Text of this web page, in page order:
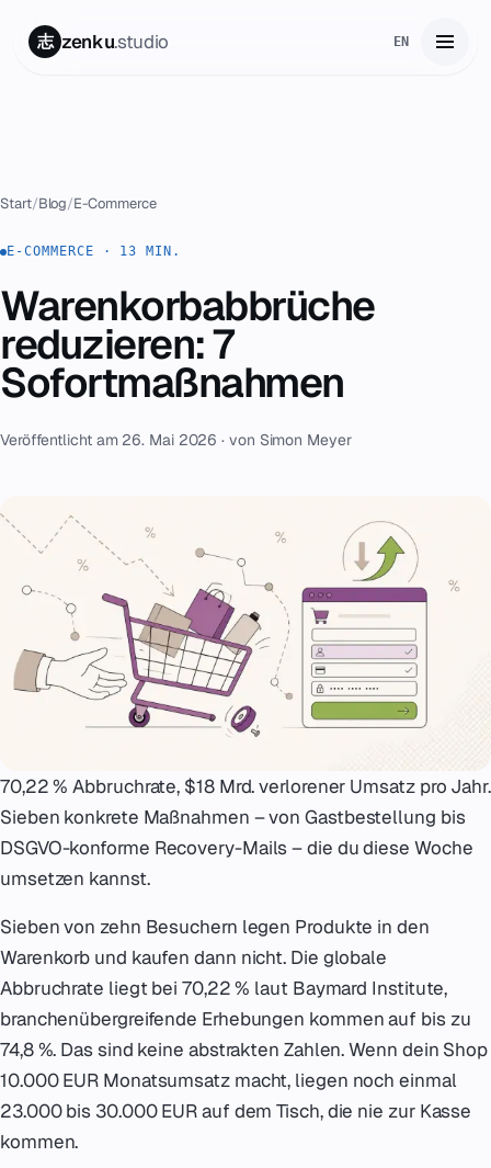
志 zenku.studio EN
02Leistungen
03Zenku Complete
04Projekte
Preise
07 Notfall
08 English
hello@zenku.studio
Start/Blog/E-Commerce
E-COMMERCE · 13 MIN.
Warenkorbabbrüche
reduzieren: 7
Sofortmaßnahmen
Veröffentlicht am 26. Mai 2026 · von Simon Meyer
70,22 % Abbruchrate, $18 Mrd. verlorener Umsatz pro Jahr.
Sieben konkrete Maßnahmen – von Gastbestellung bis
DSGVO-konforme Recovery-Mails – die du diese Woche
umsetzen kannst.
Sieben von zehn Besuchern legen Produkte in den
Warenkorb und kaufen dann nicht. Die globale
Abbruchrate liegt bei 70,22 % laut Baymard Institute,
branchenübergreifende Erhebungen kommen auf bis zu
74,8 %. Das sind keine abstrakten Zahlen. Wenn dein Shop
10.000 EUR Monatsumsatz macht, liegen noch einmal
23.000 bis 30.000 EUR auf dem Tisch, die nie zur Kasse
kommen.